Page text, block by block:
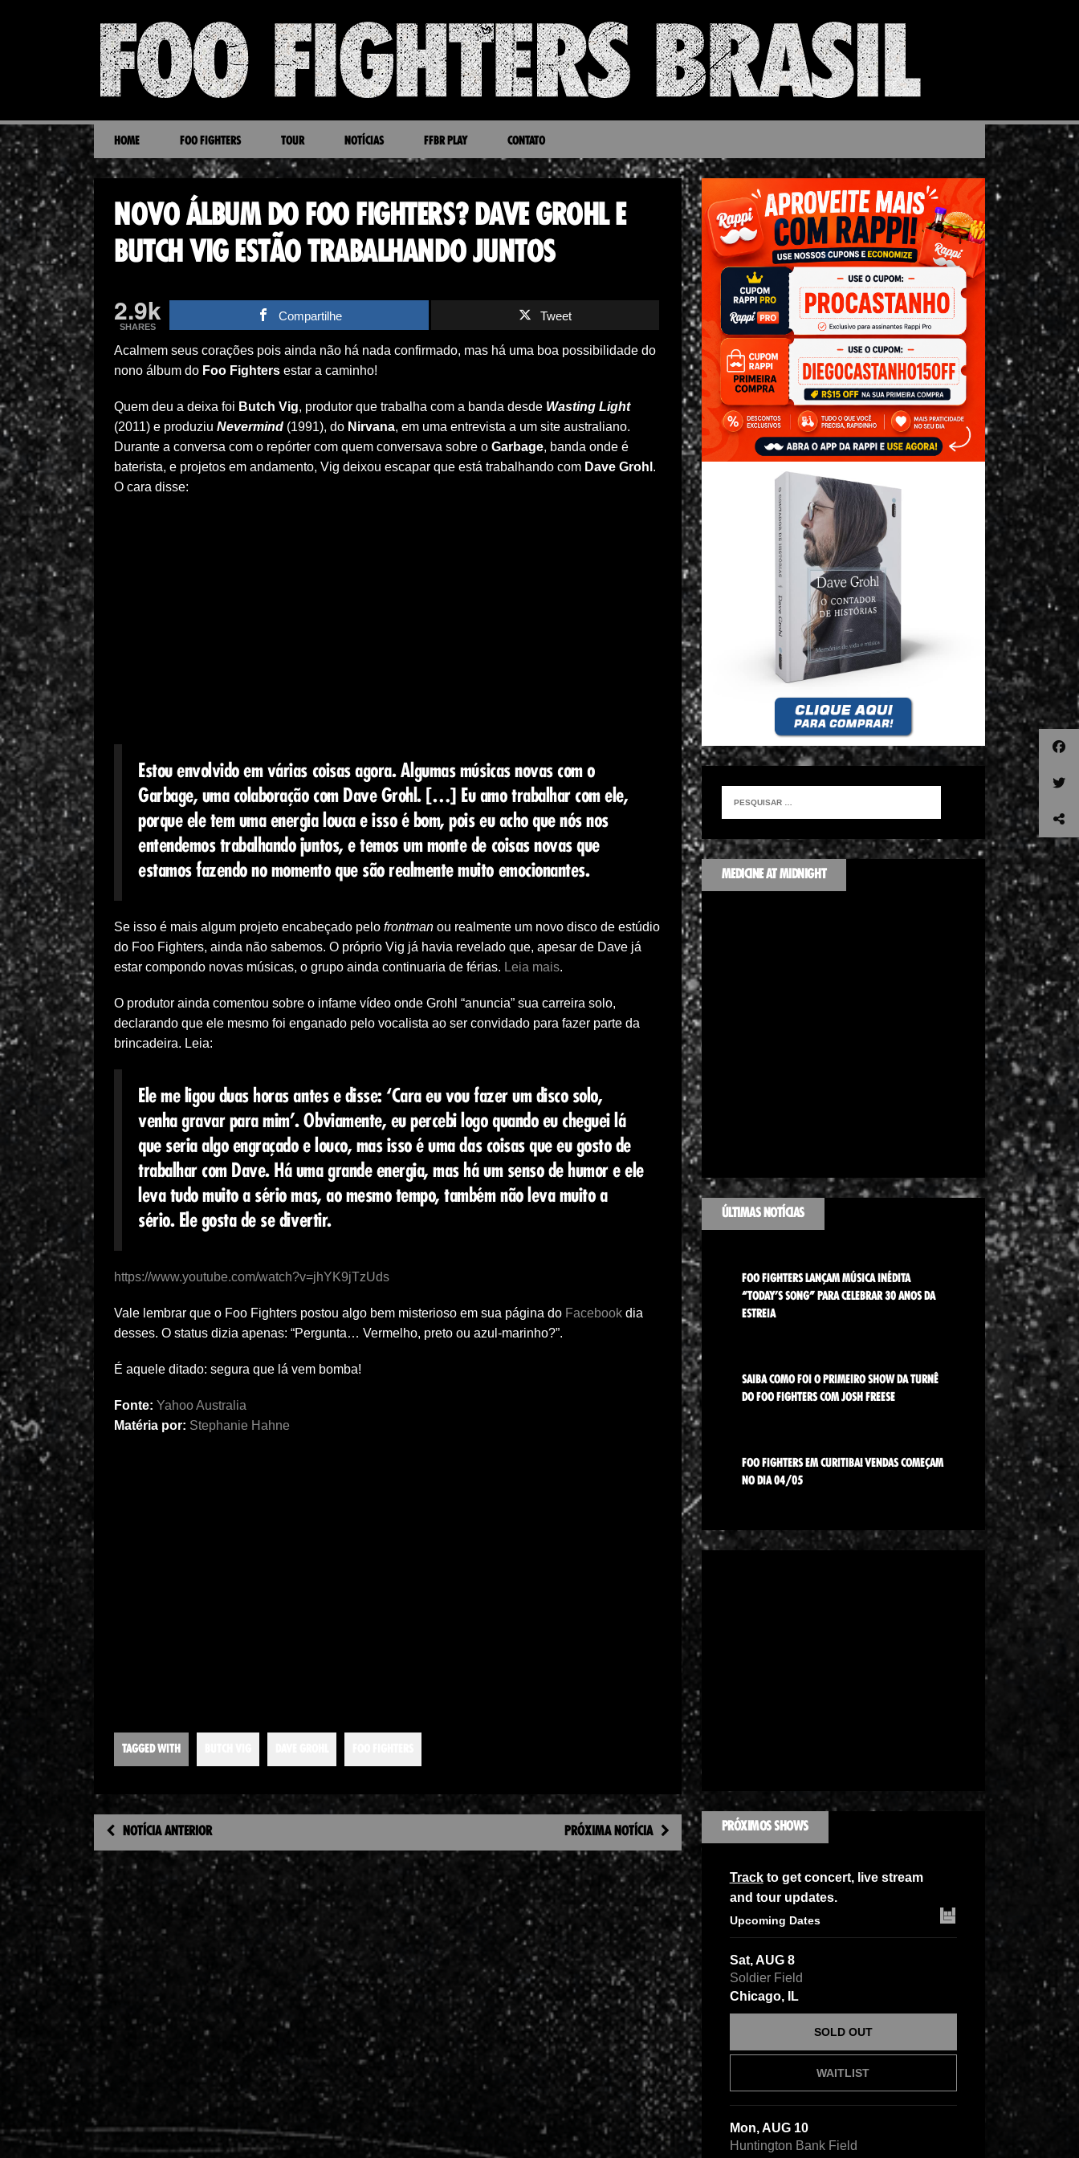
HOME FOO FIGHTERS TOUR NOTÍCIAS FFBR PLAY CONTATO
NOVO ÁLBUM DO FOO FIGHTERS? DAVE GROHL E
BUTCH VIG ESTÃO TRABALHANDO JUNTOS
2.9k
SHARES
Compartilhe Tweet
Acalmem seus corações pois ainda não há nada confirmado, mas há uma boa possibilidade do
nono álbum do Foo Fighters estar a caminho!
Quem deu a deixa foi Butch Vig, produtor que trabalha com a banda desde Wasting Light
(2011) e produziu Nevermind (1991), do Nirvana, em uma entrevista a um site australiano.
Durante a conversa com o repórter com quem conversava sobre o Garbage, banda onde é
baterista, e projetos em andamento, Vig deixou escapar que está trabalhando com Dave Grohl .
O cara disse:
Estou envolvido em várias coisas agora. Algumas músicas novas com o
Garbage, uma colaboração com Dave Grohl. […] Eu amo trabalhar com ele,
porque ele tem uma energia louca e isso é bom, pois eu acho que nós nos
entendemos trabalhando juntos, e temos um monte de coisas novas que
estamos fazendo no momento que são realmente muito emocionantes.
Se isso é mais algum projeto encabeçado pelo frontman ou realmente um novo disco de estúdio
do Foo Fighters, ainda não sabemos. O próprio Vig já havia revelado que, apesar de Dave já
estar compondo novas músicas, o grupo ainda continuaria de férias. Leia mais.
O produtor ainda comentou sobre o infame vídeo onde Grohl “anuncia” sua carreira solo,
declarando que ele mesmo foi enganado pelo vocalista ao ser convidado para fazer parte da
brincadeira. Leia:
Ele me ligou duas horas antes e disse: ‘Cara eu vou fazer um disco solo,
venha gravar para mim’. Obviamente, eu percebi logo quando eu cheguei lá
que seria algo engraçado e louco, mas isso é uma das coisas que eu gosto de
trabalhar com Dave. Há uma grande energia, mas há um senso de humor e ele
leva tudo muito a sério mas, ao mesmo tempo, também não leva muito a
sério. Ele gosta de se divertir.
https://www.youtube.com/watch?v=jhYK9jTzUds
Vale lembrar que o Foo Fighters postou algo bem misterioso em sua página do Facebook dia
desses. O status dizia apenas: “Pergunta… Vermelho, preto ou azul-marinho?”.
É aquele ditado: segura que lá vem bomba!
Fonte: Yahoo Australia
Matéria por: Stephanie Hahne
TAGGED WITH
NOTÍCIA ANTERIOR PRÓXIMA NOTÍCIA
MEDICINE AT MIDNIGHT
ÚLTIMAS NOTÍCIAS
FOO FIGHTERS LANÇAM MÚSICA INÉDITA
“TODAY’S SONG” PARA CELEBRAR 30 ANOS DA
ESTREIA
SAIBA COMO FOI O PRIMEIRO SHOW DA TURNÊ
DO FOO FIGHTERS COM JOSH FREESE
FOO FIGHTERS EM CURITIBA! VENDAS COMEÇAM
NO DIA 04/05
PRÓXIMOS SHOWS
Trackto get concert, live stream
and tour updates.
Upcoming Dates
Sat, AUG 8
Soldier Field
Chicago, IL
WAITLIST
SOLD OUT
Mon, AUG 10
Huntington Bank Field